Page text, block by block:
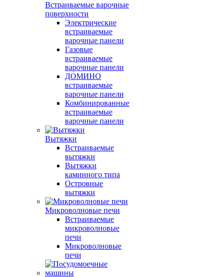
Встраиваемые варочные
поверхности
Электрические
встраиваемые
варочные панели
Газовые
встраиваемые
варочные панели
ДОМИНО
встраиваемые
варочные панели
Комбинированные
встраиваемые
варочные панели
Вытяжки
Встраиваемые
вытяжки
Вытяжки
каминного типа
Островные
вытяжки
Микроволновые печи
Встраиваемые
микроволновые
печи
Микроволновые
печи